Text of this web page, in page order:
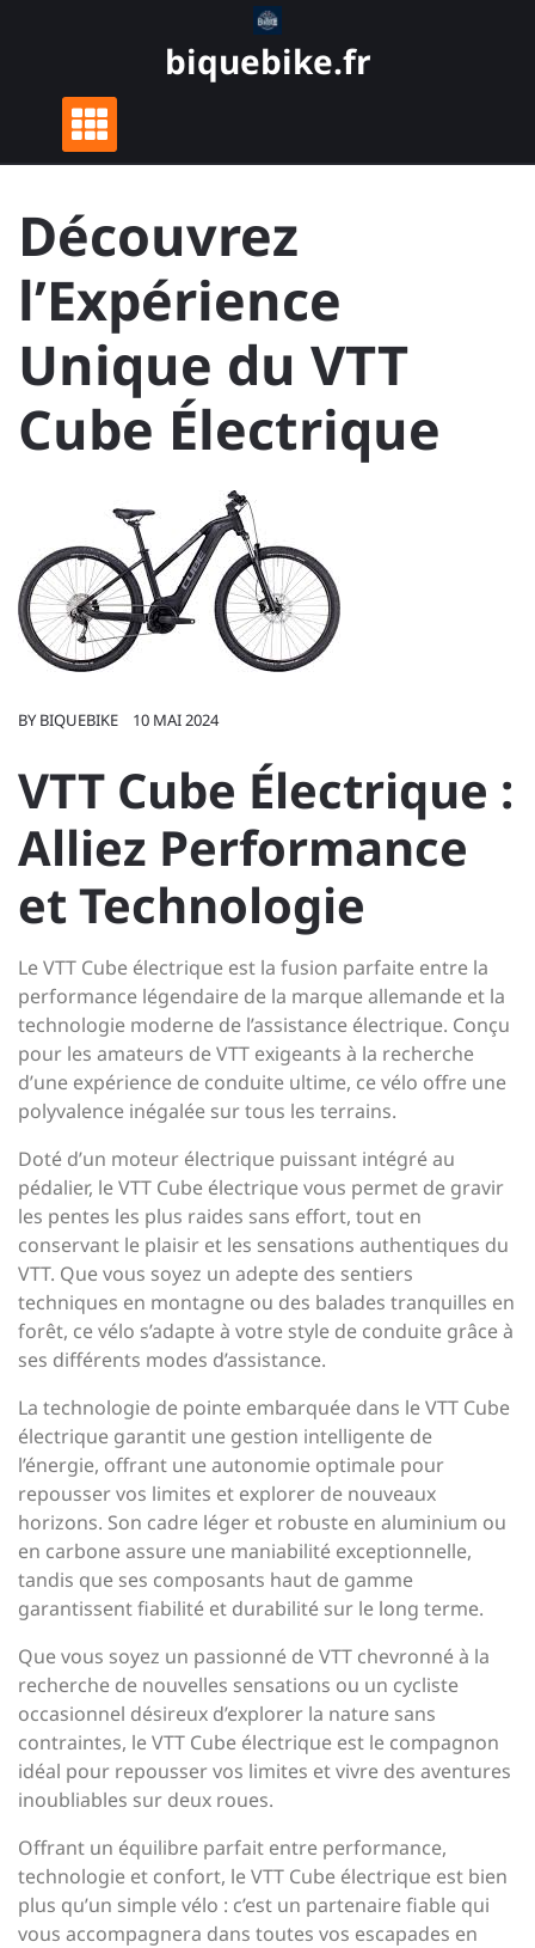
biquebike.fr
Découvrez
l’Expérience
Unique du VTT
Cube Électrique
BY BIQUEBIKE 10 MAI 2024
VTT Cube Électrique :
Alliez Performance
et Technologie
Le VTT Cube électrique est la fusion parfaite entre la
performance légendaire de la marque allemande et la
technologie moderne de l’assistance électrique. Conçu
pour les amateurs de VTT exigeants à la recherche
d’une expérience de conduite ultime, ce vélo offre une
polyvalence inégalée sur tous les terrains.
Doté d’un moteur électrique puissant intégré au
pédalier, le VTT Cube électrique vous permet de gravir
les pentes les plus raides sans effort, tout en
conservant le plaisir et les sensations authentiques du
VTT. Que vous soyez un adepte des sentiers
techniques en montagne ou des balades tranquilles en
forêt, ce vélo s’adapte à votre style de conduite grâce à
ses différents modes d’assistance.
La technologie de pointe embarquée dans le VTT Cube
électrique garantit une gestion intelligente de
l’énergie, offrant une autonomie optimale pour
repousser vos limites et explorer de nouveaux
horizons. Son cadre léger et robuste en aluminium ou
en carbone assure une maniabilité exceptionnelle,
tandis que ses composants haut de gamme
garantissent fiabilité et durabilité sur le long terme.
Que vous soyez un passionné de VTT chevronné à la
recherche de nouvelles sensations ou un cycliste
occasionnel désireux d’explorer la nature sans
contraintes, le VTT Cube électrique est le compagnon
idéal pour repousser vos limites et vivre des aventures
inoubliables sur deux roues.
Offrant un équilibre parfait entre performance,
technologie et confort, le VTT Cube électrique est bien
plus qu’un simple vélo : c’est un partenaire fiable qui
vous accompagnera dans toutes vos escapades en